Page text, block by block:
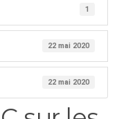
1
22 mai 2020
22 mai 2020